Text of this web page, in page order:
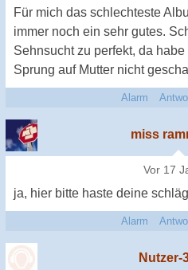
Für mich das schlechteste
immer noch ein sehr gutes.
Sehnsucht zu perfekt, da
Sprung auf Mutter nicht
Alarm
miss
Vor 17
ja, hier bitte haste deine
Alarm
Nutzer-